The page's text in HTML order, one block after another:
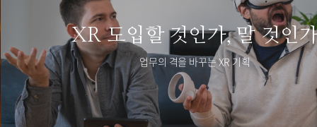
XR 도입할 것인가, 말 것인
업무의 격을 바꾸는 XR 기획